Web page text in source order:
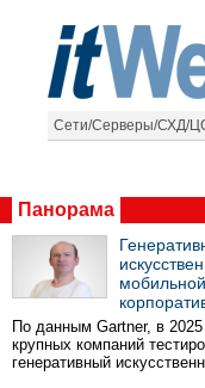
Сети/Серверы/СХД/
Панорама
По данным Gartner, в
крупных компаний
генеративный